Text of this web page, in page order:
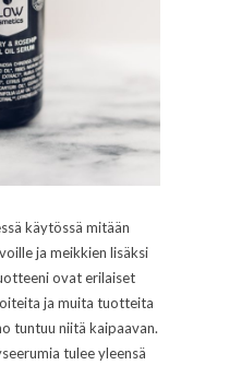
käytössä mitään
ja meikkien lisäksi
ovat erilaiset
ja muita tuotteita
tuntuu niitä kaipaavan.
tulee yleensä